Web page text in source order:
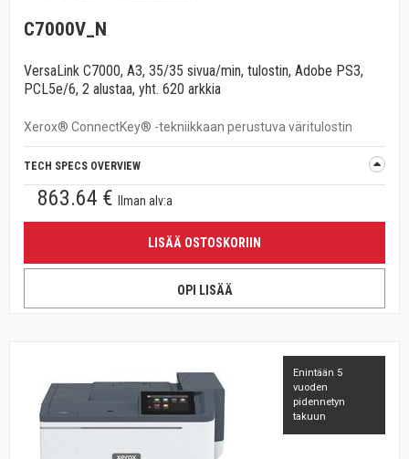
C7000V_N
VersaLink C7000, A3, 35/35 sivua/min, tulostin, Adobe PS3,
PCL5e/6, 2 alustaa, yht. 620 arkkia
Xerox® ConnectKey® -tekniikkaan perustuva väritulostin
TECH SPECS OVERVIEW
863.64 € Ilman alv:a
LISÄÄ OSTOSKORIIN
OPI LISÄÄ
Enintään 5
vuoden
pidennetyn
takuun